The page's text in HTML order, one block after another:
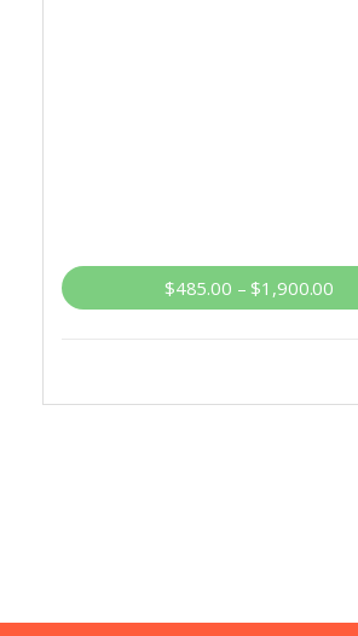
$485.00 – $1,900.00